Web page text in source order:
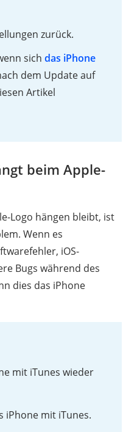
zurück.
sich das iPhone
dem Update auf
Artikel
beim Apple-
Logo hängen bleibt, ist
Wenn es
iOS-
Bugs während des
dies das iPhone
mit iTunes wieder
iPhone mit iTunes.